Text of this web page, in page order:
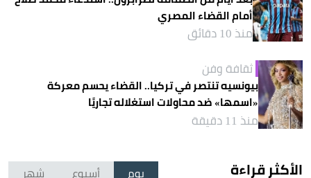
أمام القضاء المصري
منذ 10 دقائق
ثقافة وفن
بيونسيه تنتصر في تركيا.. القضاء يحسم معركة
«اسمها» ضد محاولات استغلاله تجاريًا
منذ 11 دقيقة
الأكثر قراءة يوم أسبوع شهر